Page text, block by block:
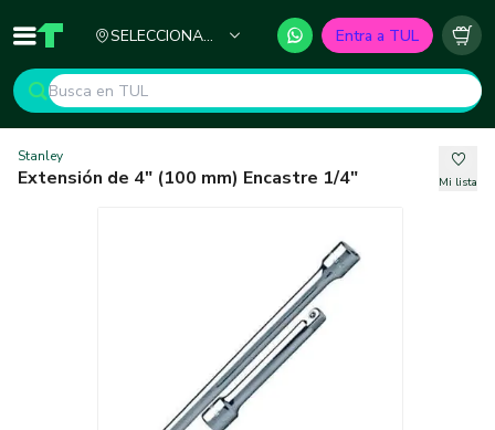
Inicio TUL - Tu Marketplace de Construcción
SELECCIONA
Entra a TUL
Stanley
Extensión de 4" (100 mm) Encastre 1/4" Mi lista